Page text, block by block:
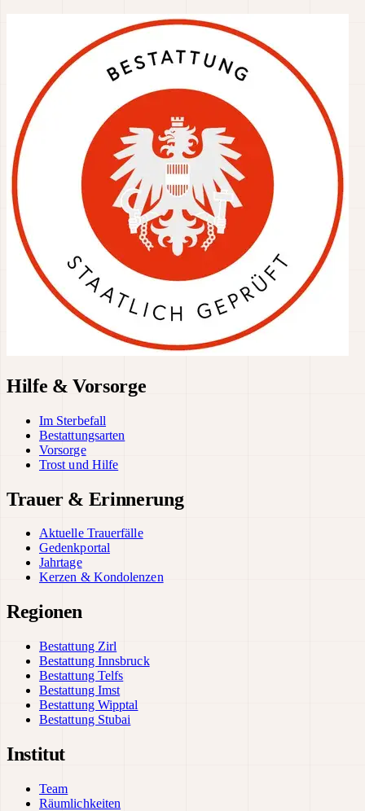
Hilfe & Vorsorge
Im Sterbefall
Bestattungsarten
Vorsorge
Trost und Hilfe
Trauer & Erinnerung
Aktuelle Trauerfälle
Gedenkportal
Jahrtage
Kerzen & Kondolenzen
Regionen
Bestattung Zirl
Bestattung Innsbruck
Bestattung Telfs
Bestattung Imst
Bestattung Wipptal
Bestattung Stubai
Institut
Team
Räumlichkeiten